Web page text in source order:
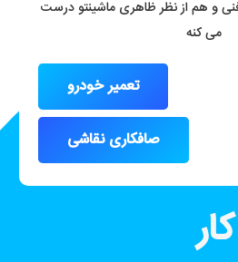
و هم از نظر ظاهری ماشینتو درست
می کنه
تعمیر خودرو
صافکاری نقاشی